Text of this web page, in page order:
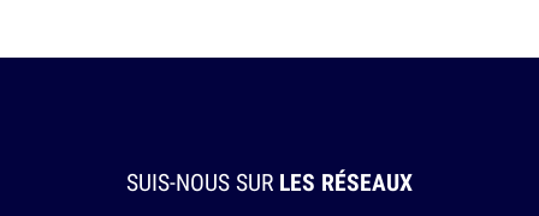
SUIS-NOUS SUR LES RÉSEAUX